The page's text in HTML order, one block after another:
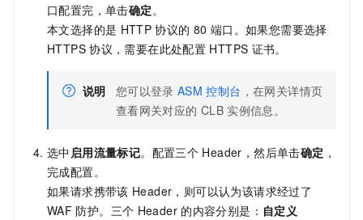
口配置完，单击确定。
本文选择的是 HTTP 协议的 80 端口。如果您需要选择
HTTPS 协议，需要在此处配置 HTTPS 证书。
说明 您可以登录 ASM 控制台 ，在网关详情页
查看网关对应的 CLB 实例信息。
选中启用流量标记。配置三个 Header，然后单击确定 ，
完成配置。
如果请求携带该 Header，则可以认为该请求经过了
WAF 防护。三个 Header 的内容分别是： 自定义